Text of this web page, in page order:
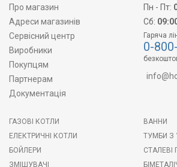
Про магазин
Адреси магазинів
Сервісний центр
Виробники
Покупцям
Партнерам
Документація
Пн - Пт:
Сб:
Гаряча
0-
ГАЗОВІ КОТЛИ
ЕЛЕКТРИЧНІ КОТЛИ
БОЙЛЕРИ
ЗМІШУВАЧІ
ВАННИ
ТУМБИ З
СТАЛЕВІ